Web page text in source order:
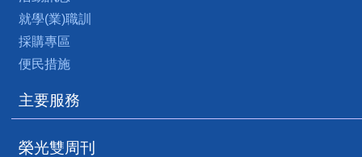
就學(業)職訓
採購專區
便民措施
主要服務
榮光雙周刊